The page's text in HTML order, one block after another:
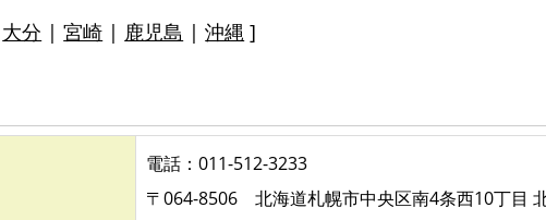
大分 |宮崎 | 鹿児島 |沖縄 ]
電話：011-512-3233
〒064-8506 北海道札幌市中央区南4条西10丁目